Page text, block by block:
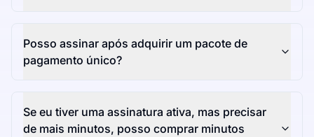
Posso assinar após adquirir um pacote de
pagamento único?
Se eu tiver uma assinatura ativa, mas precisar
de mais minutos, posso comprar minutos